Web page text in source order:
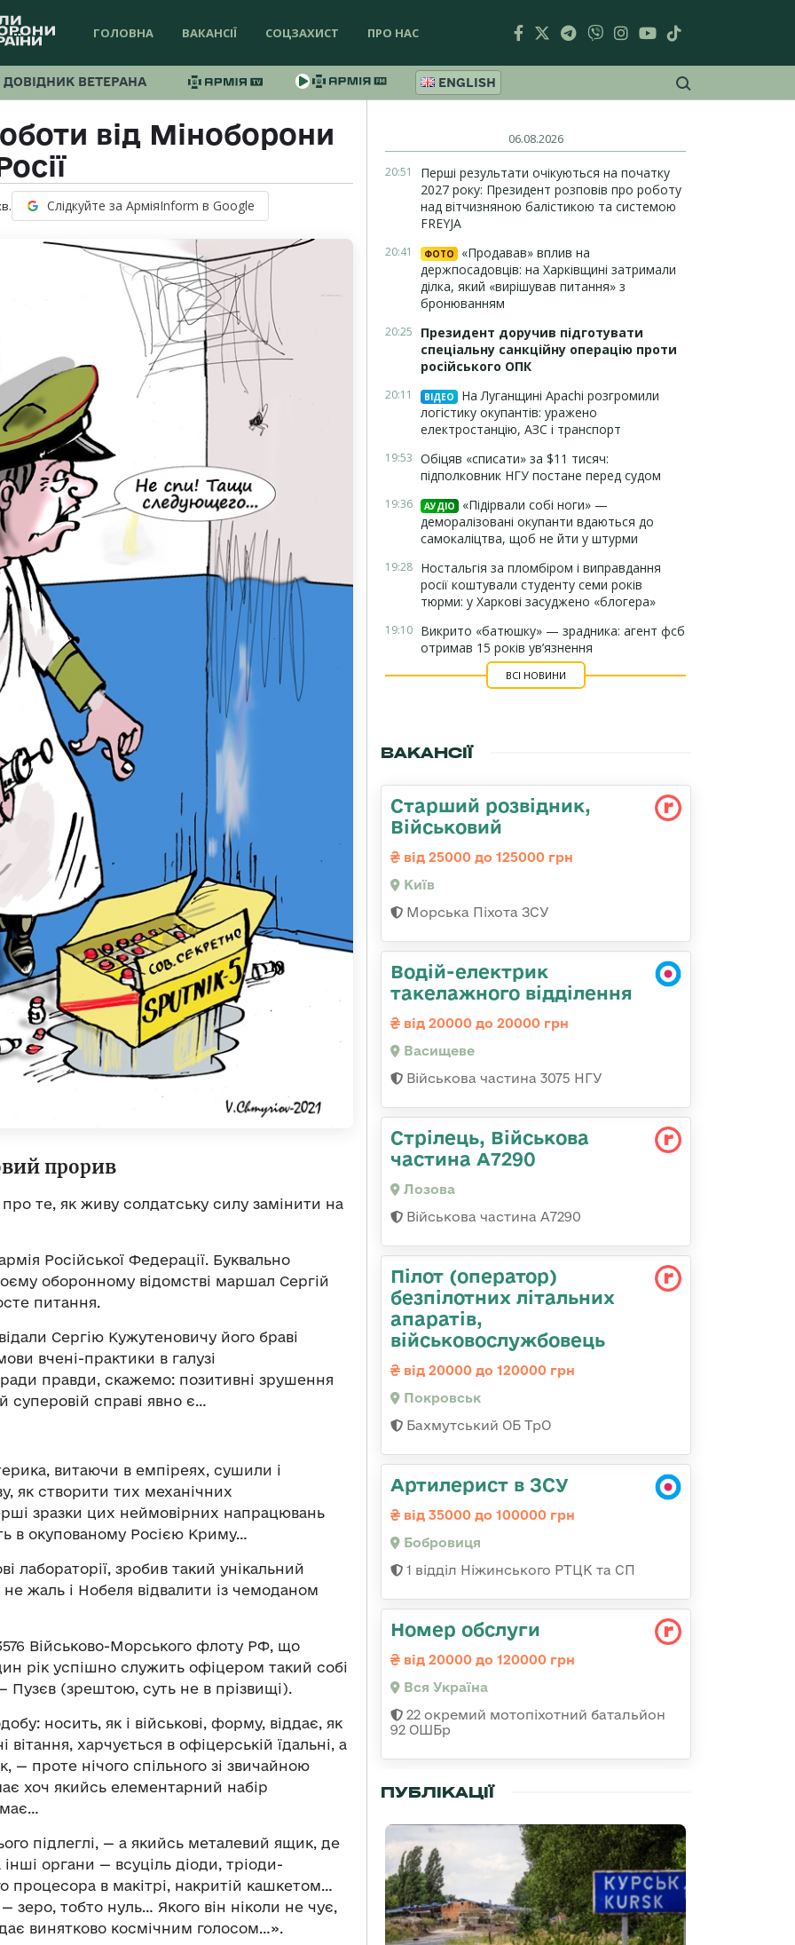
ГОЛОВНА ВАКАНСІЇ СОЦЗАХИСТ ПРО НАС
ДОВІДНИК ВЕТЕРАНА ENGLISH
від Міноборони
Слідкуйте за АрміяInform в Google
прорив
те, як живу солдатську силу замінити на
Російської Федерації. Буквально
оборонному відомстві маршал Сергій
питання.
Сергію Кужутеновичу його браві
вчені-практики в галузі
правди, скажемо: позитивні зрушення
суперовій справі явно є…
витаючи в емпіреях, сушили і
як створити тих механічних
зразки цих неймовірних напрацювань
в окупованому Росією Криму…
лабораторії, зробив такий унікальний
жаль і Нобеля відвалити із чемоданом
Військово-Морського флоту РФ, що
рік успішно служить офіцером такий собі
Пузєв (зрештою, суть не в прізвищі).
носить, як і військові, форму, віддає, як
харчується в офіцерській їдальні, а
— проте нічого спільного зі звичайною
хоч якийсь елементарний набір
підлеглі, — а якийсь металевий ящик, де
органи — всуціль діоди, тріоди-
процесора в макітрі, накритій кашкетом…
зеро, тобто нуль… Якого він ніколи не чує,
винятково космічним голосом…».
06.08.2026
20:51
Перші результати очікуються на початку
2027 року: Президент розповів про роботу
над вітчизняною балістикою та системою
FREYJA
20:41 ФОТО
«Продавав» вплив на
держпосадовців: на Харківщині затримали
ділка, який «вирішував питання» з
бронюванням
20:25
Президент доручив підготувати
спеціальну санкційну операцію проти
російського ОПК
20:11 ВІДЕО
На Луганщині Apachi розгромили
логістику окупантів: уражено
електростанцію, АЗС і транспорт
19:53 Обіцяв «списати» за $11 тисяч:
підполковник НГУ постане перед судом
19:36 АУДІО
«Підірвали собі ноги» —
деморалізовані окупанти вдаються до
самокаліцтва, щоб не йти у штурми
19:28 Ностальгія за пломбіром і виправдання
росії коштували студенту семи років
тюрми: у Харкові засуджено «блогера»
19:10 Викрито «батюшку» — зрадника: агент фсб
отримав 15 років ув’язнення
ВСІ НОВИНИ
ВАКАНСІЇ
Старший розвідник,
Військовий
від 25000 до 125000 грн
Київ
Морська Піхота ЗСУ
Водій-електрик
такелажного відділення
від 20000 до 20000 грн
Васищеве
Військова частина 3075 НГУ
Стрілець, Військова
частина А7290
Лозова
Військова частина А7290
Пілот (оператор)
безпілотних літальних
апаратів,
військовослужбовець
від 20000 до 120000 грн
Покровськ
Бахмутський ОБ ТрО
Артилерист в ЗСУ
від 35000 до 100000 грн
Бобровиця
1 відділ Ніжинського РТЦК та СП
Номер обслуги
від 20000 до 120000 грн
Вся Україна
22 окремий мотопіхотний батальйон
92 ОШБр
ПУБЛІКАЦІЇ